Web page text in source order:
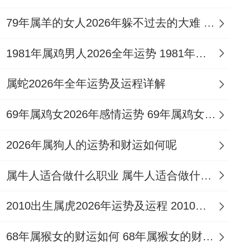
「红鸾」吉星飞临感情宫。未婚者易遇正
缘，甚至闪婚可能，此星动往往引动强烈情
已婚者或恋爱长久者，反因琐事心生隔阂，
言语相伤，说感情如双刃剑，吉星带来亲密
想维护与谐，需主动化解「自刑」带来的固
执心态，多与伴侣进行户外活动，借地气调
79年属羊的女人2026年躲不过去的大难 79年属羊的女人2026年五月
1981年属鸡男人2026全年运势 1981年属鸡男双子座性格
属蛇2026年全年运势及运程详解
69年属鸡女2026年感情运势 69年属鸡女2026每月运势
2026年属狗人的运势和财运如何呢
属牛人适合做什么职业 属牛人适合做什么生意什么行业
2010出生属虎2026年运势及运程 2010出生属虎女2026学业运
68年属猴女的财运如何 68年属猴女的财运方向